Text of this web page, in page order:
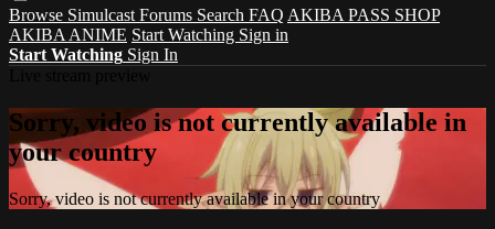
Browse Simulcast Forums Search FAQ AKIBA PASS SHOP
AKIBA ANIME Start Watching Sign in
Start Watching Sign In
Sorry, video is not currently available in
your country
Sorry, video is not currently available in your country